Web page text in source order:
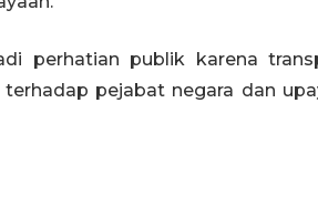
perhatian publik karena
pejabat negara dan